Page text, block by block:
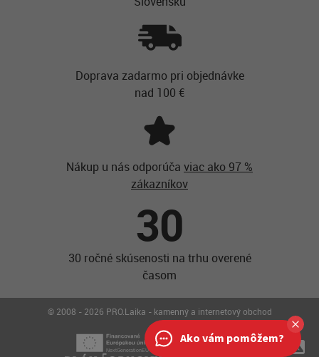
Doprava zadarmo pri objednávke
nad 100 €
Nákup u nás odporúča viac ako 97 %
zákazníkov
30
30 ročné skúsenosti na trhu overené
časom
© 2008 - 2026 PRO.Laika - kamenný a internetový obchod
Ako vám pomôžem?